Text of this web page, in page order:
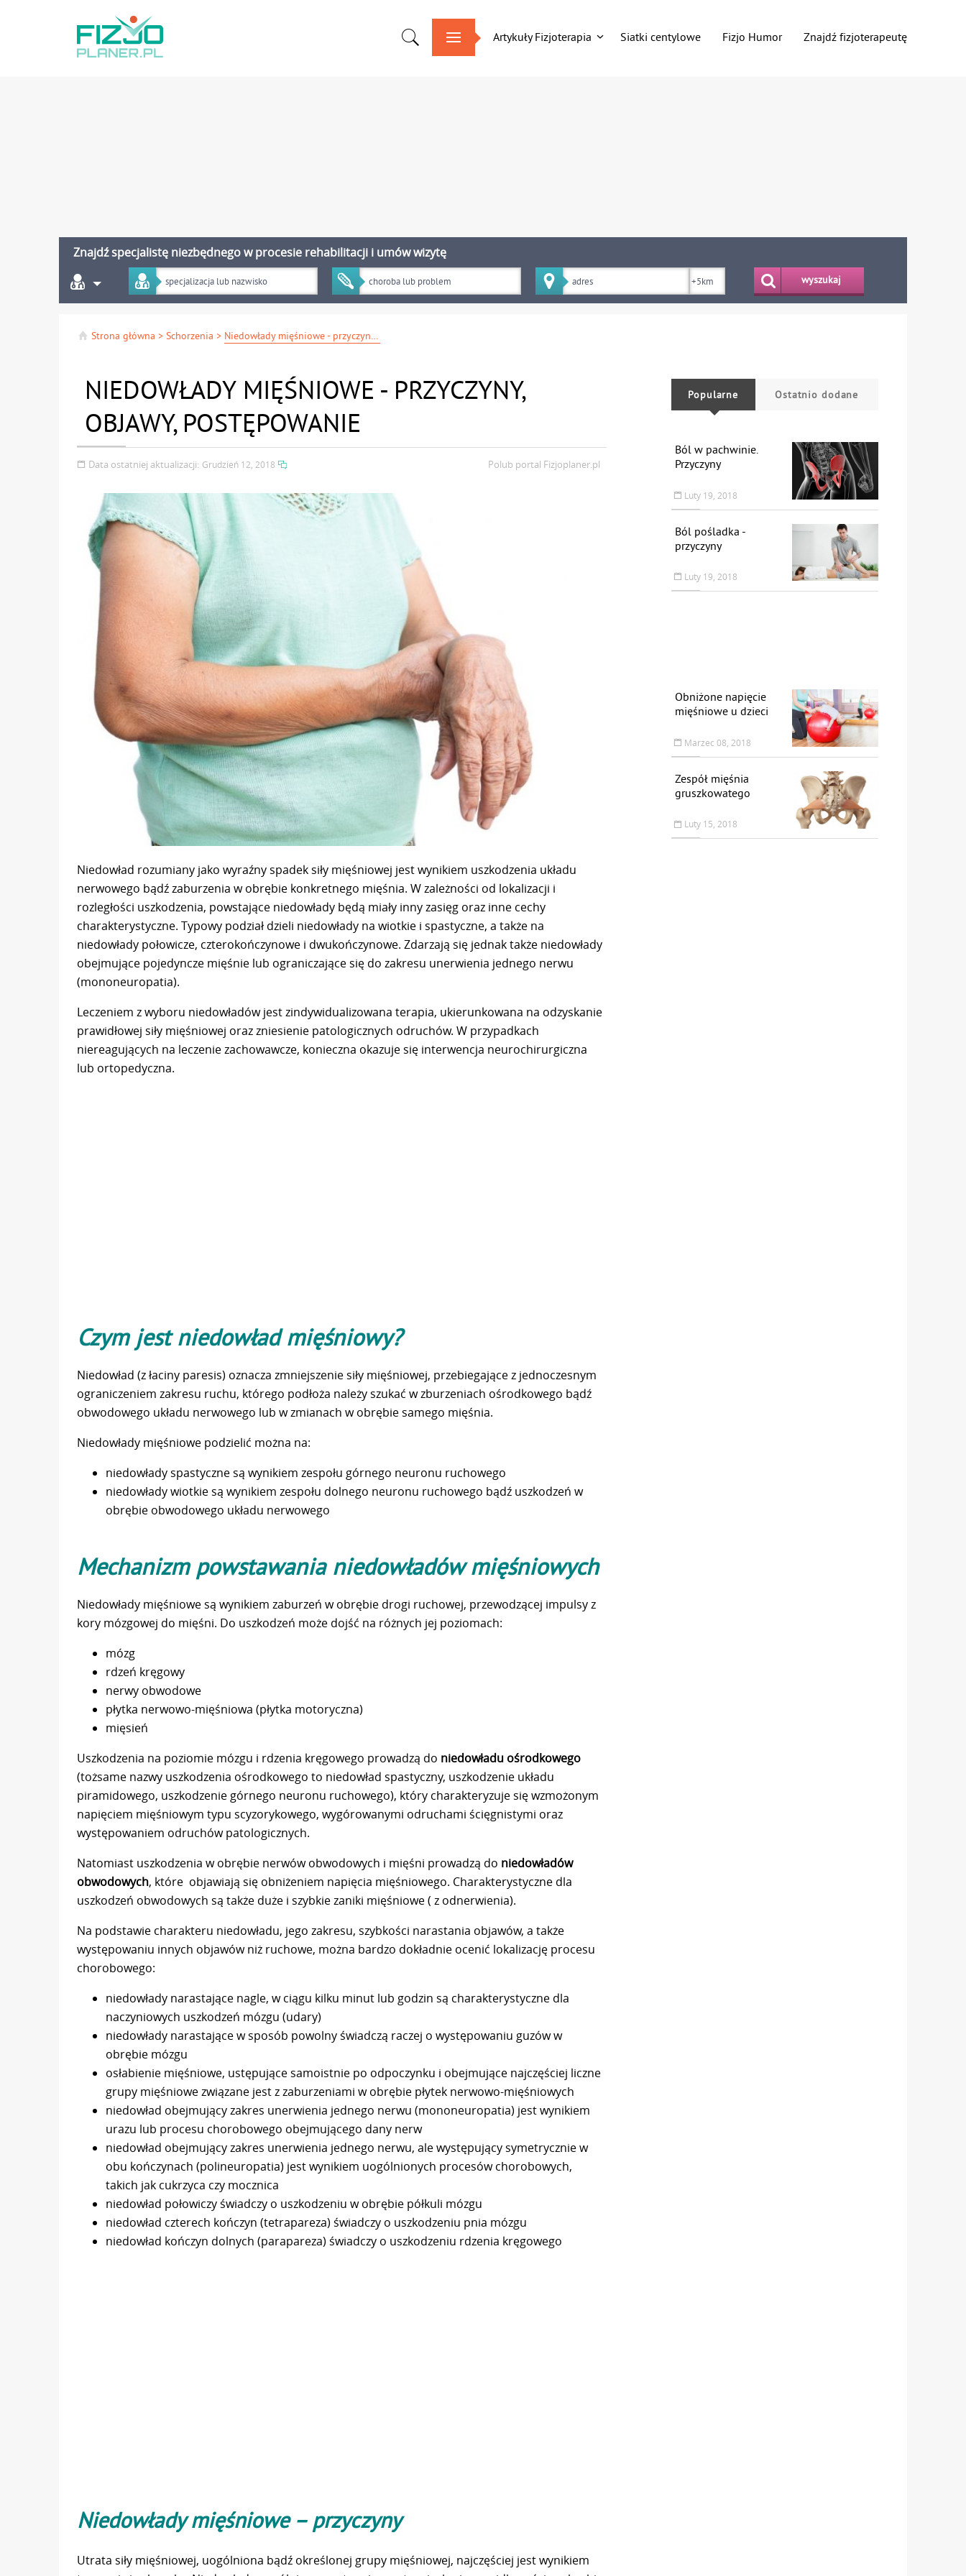
Artykuły Fizjoterapia Siatki centylowe Fizjo Humor Znajdź fizjoterapeutę
Znajdź specjalistę niezbędnego w procesie rehabilitacji i umów wizytę
wyszukaj
Strona główna >Schorzenia > Niedowłady mięśniowe - przyczyny, objawy, postępowanie
NIEDOWŁADY MIĘŚNIOWE - PRZYCZYNY,
OBJAWY, POSTĘPOWANIE
Data ostatniej aktualizacji: Grudzień 12, 2018 Polub portal Fizjoplaner.pl
Niedowład rozumiany jako wyraźny spadek siły mięśniowej jest wynikiem uszkodzenia układu
nerwowego bądź zaburzenia w obrębie konkretnego mięśnia. W zależności od lokalizacji i
rozległości uszkodzenia, powstające niedowłady będą miały inny zasięg oraz inne cechy
charakterystyczne. Typowy podział dzieli niedowłady na wiotkie i spastyczne, a także na
niedowłady połowicze, czterokończynowe i dwukończynowe. Zdarzają się jednak także niedowłady
obejmujące pojedyncze mięśnie lub ograniczające się do zakresu unerwienia jednego nerwu
(mononeuropatia).
Leczeniem z wyboru niedowładów jest zindywidualizowana terapia, ukierunkowana na odzyskanie
prawidłowej siły mięśniowej oraz zniesienie patologicznych odruchów. W przypadkach
niereagujących na leczenie zachowawcze, konieczna okazuje się interwencja neurochirurgiczna
lub ortopedyczna.
Czym jest niedowład mięśniowy?
Niedowład (z łaciny paresis) oznacza zmniejszenie siły mięśniowej, przebiegające z jednoczesnym
ograniczeniem zakresu ruchu, którego podłoża należy szukać w zburzeniach ośrodkowego bądź
obwodowego układu nerwowego lub w zmianach w obrębie samego mięśnia.
Niedowłady mięśniowe podzielić można na:
niedowłady spastyczne są wynikiem zespołu górnego neuronu ruchowego
niedowłady wiotkie są wynikiem zespołu dolnego neuronu ruchowego bądź uszkodzeń w
obrębie obwodowego układu nerwowego
Mechanizm powstawania niedowładów mięśniowych
Niedowłady mięśniowe są wynikiem zaburzeń w obrębie drogi ruchowej, przewodzącej impulsy z
kory mózgowej do mięśni. Do uszkodzeń może dojść na różnych jej poziomach:
mózg
rdzeń kręgowy
nerwy obwodowe
płytka nerwowo-mięśniowa (płytka motoryczna)
mięsień
Uszkodzenia na poziomie mózgu i rdzenia kręgowego prowadzą do niedowładu ośrodkowego
(tożsame nazwy uszkodzenia ośrodkowego to niedowład spastyczny, uszkodzenie układu
piramidowego, uszkodzenie górnego neuronu ruchowego), który charakteryzuje się wzmożonym
napięciem mięśniowym typu scyzorykowego, wygórowanymi odruchami ścięgnistymi oraz
występowaniem odruchów patologicznych.
Natomiast uszkodzenia w obrębie nerwów obwodowych i mięśni prowadzą do niedowładów
obwodowych, które objawiają się obniżeniem napięcia mięśniowego. Charakterystyczne dla
uszkodzeń obwodowych są także duże i szybkie zaniki mięśniowe ( z odnerwienia).
Na podstawie charakteru niedowładu, jego zakresu, szybkości narastania objawów, a także
występowaniu innych objawów niż ruchowe, można bardzo dokładnie ocenić lokalizację procesu
chorobowego:
niedowłady narastające nagle, w ciągu kilku minut lub godzin są charakterystyczne dla
naczyniowych uszkodzeń mózgu (udary)
niedowłady narastające w sposób powolny świadczą raczej o występowaniu guzów w
obrębie mózgu
osłabienie mięśniowe, ustępujące samoistnie po odpoczynku i obejmujące najczęściej liczne
grupy mięśniowe związane jest z zaburzeniami w obrębie płytek nerwowo-mięśniowych
niedowład obejmujący zakres unerwienia jednego nerwu (mononeuropatia) jest wynikiem
urazu lub procesu chorobowego obejmującego dany nerw
niedowład obejmujący zakres unerwienia jednego nerwu, ale występujący symetrycznie w
obu kończynach (polineuropatia) jest wynikiem uogólnionych procesów chorobowych,
takich jak cukrzyca czy mocznica
niedowład połowiczy świadczy o uszkodzeniu w obrębie półkuli mózgu
niedowład czterech kończyn (tetrapareza) świadczy o uszkodzeniu pnia mózgu
niedowład kończyn dolnych (parapareza) świadczy o uszkodzeniu rdzenia kręgowego
Niedowłady mięśniowe – przyczyny
Utrata siły mięśniowej, uogólniona bądź określonej grupy mięśniowej, najczęściej jest wynikiem
Popularne Ostatnio dodane
Ból w pachwinie.
Przyczyny
Luty 19, 2018
Ból pośladka -
przyczyny
Luty 19, 2018
Obniżone napięcie
mięśniowe u dzieci
Marzec 08, 2018
Zespół mięśnia
gruszkowatego
Luty 15, 2018